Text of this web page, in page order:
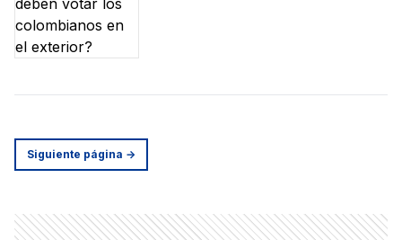
Siguiente página →